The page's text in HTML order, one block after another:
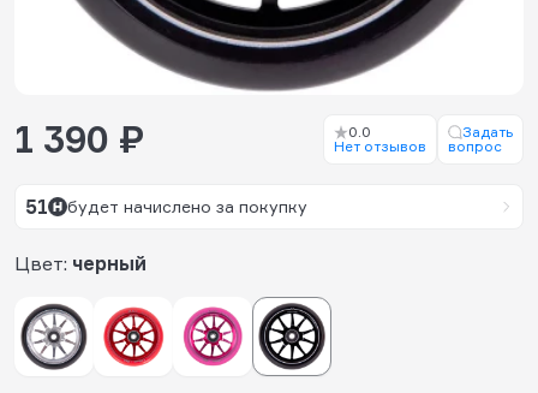
Цвет: черный
1 390 ₽
0.0
Нет отзывов
Задать
вопрос
51 будет начислено за покупку